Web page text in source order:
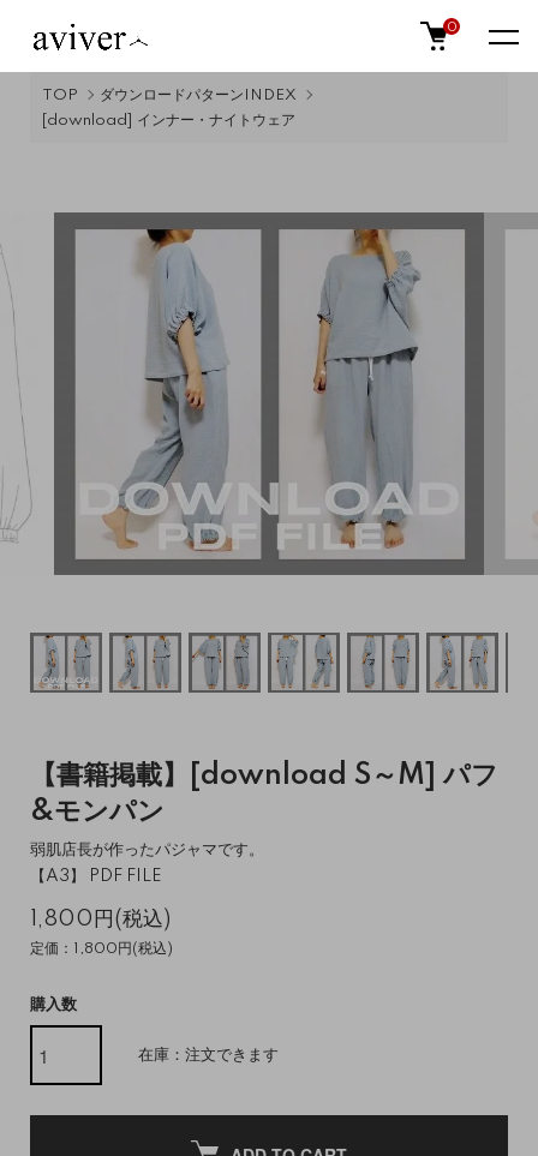
0
TOP
ダウンロードパターンINDEX
[download] インナー・ナイトウェア
【書籍掲載】[download S～M] パフ
&モンパン
弱肌店長が作ったパジャマです。
【A3】 PDF FILE
1,800円(税込)
定価：1,800円(税込)
購入数
在庫：注文できます